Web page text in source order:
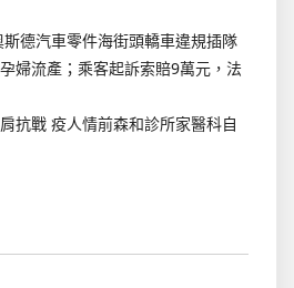
斯德汽車零件海街頭轎車違規插隊
婦流產；乘客起訴索賠9萬元，法
抗戰 疫人情前森和診所家醫科自